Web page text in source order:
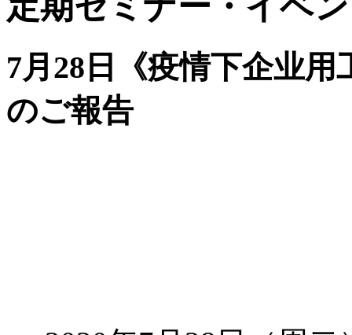
7月28日《疫情下企业
のご報告